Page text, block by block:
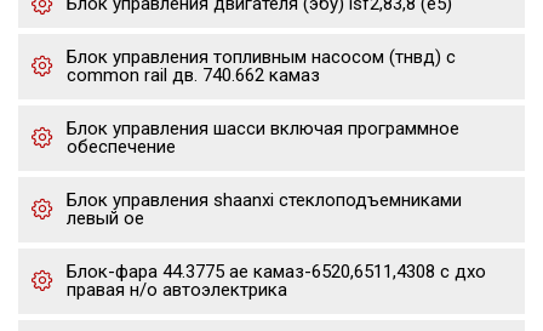
Блок управления топливным насосом (тнвд) с
common rail дв. 740.662 камаз
Блок управления шасси включая программное
обеспечение
Блок управления shaanxi стеклоподъемниками
левый oe
Блок-фара 44.3775 ae камаз-6520,6511,4308 с дхо
правая н/о автоэлектрика